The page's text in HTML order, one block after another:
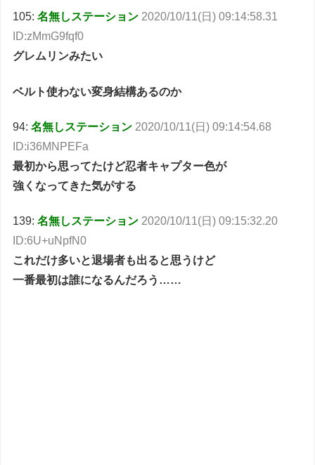
105:名無しステーション 2020/10/11(日) 09:14:58.31
ID:zMmG9fqf0
グレムリンみたい
ベルト使わない変身結構あるのか
94:名無しステーション 2020/10/11(日) 09:14:54.68
ID:i36MNPEFa
最初から思ってたけど忍者キャプター色が
強くなってきた気がする
139:名無しステーション 2020/10/11(日) 09:15:32.20
ID:6U+uNpfN0
これだけ多いと退場者も出ると思うけど
一番最初は誰になるんだろう……